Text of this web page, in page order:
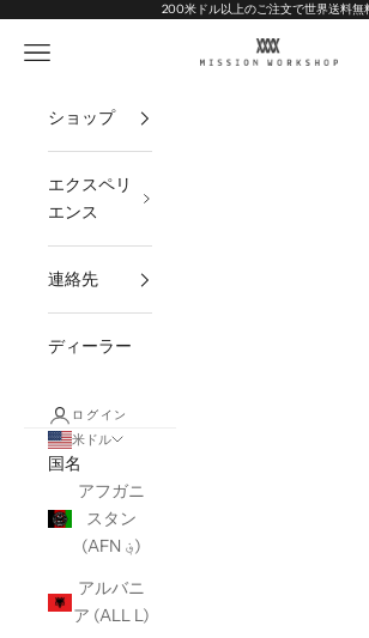
コンテンツへスキップ
Go to Accessibility Statement200米ドル以上のご注文で世界送料無
MISSION WORKSHOP
ナビゲーションメニューを開く
ショップ
エクスペリ
エンス
連絡先
ディーラー
ログイン
米ドル
国名
アフガニ
スタン
(AFN ؋)
アルバニ
ア (ALL L)